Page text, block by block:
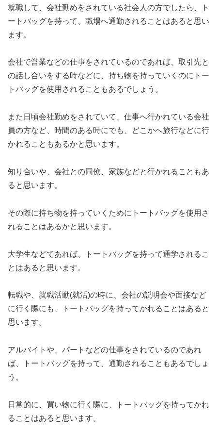
就職して、会社勤めをされている社会人の方でしたら、ト
ートバッグを持って、職場へ通勤されることはあると思い
ます。
会社で営業などの仕事をされているのであれば、取引先と
の話し合いをする時などに、持ち物を持っていくのにトー
トバッグを使用されることもあるでしょう。
また日頃会社勤めをされていて、仕事へ行かれている会社
員の方など、時間のある時にでも、どこかへ旅行などに行
かれることもあるかと思います。
知り合いや、会社との同僚、家族などと行かれることもあ
ると思います。
その際に持ち物を持っていくためにトートバッグを使用さ
れることはあるかと思います。
大学生などであれば、トートバッグを持って通学されるこ
とはあると思います。
転職や、就職活動(就活)の時に、会社の説明会や面接など
に行く際にも、トートバッグを持ってかれることはあると
思います。
アルバイトや、パートなどの仕事をされているのであれ
ば、トートバッグを持って、通勤されることもあるでしょ
う。
日常的に、買い物に行く際に、トートバッグを持ってかれ
ることはあると思います。